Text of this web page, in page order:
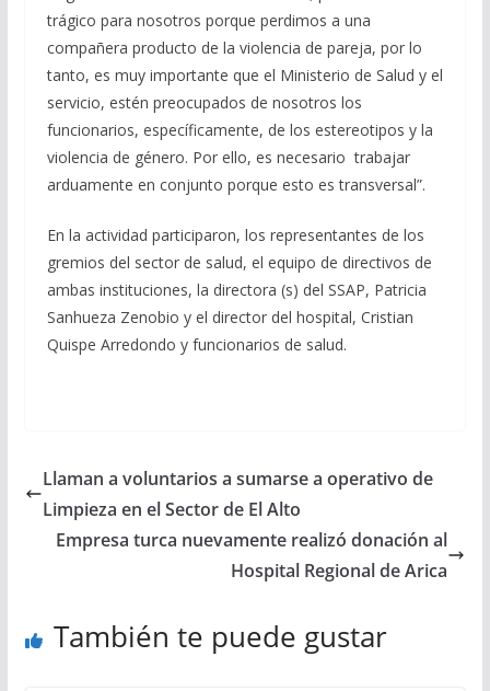
trágico para nosotros porque perdimos a una
compañera producto de la violencia de pareja, por lo
tanto, es muy importante que el Ministerio de Salud y el
servicio, estén preocupados de nosotros los
funcionarios, específicamente, de los estereotipos y la
violencia de género. Por ello, es necesario trabajar
arduamente en conjunto porque esto es transversal”.
En la actividad participaron, los representantes de los
gremios del sector de salud, el equipo de directivos de
ambas instituciones, la directora (s) del SSAP, Patricia
Sanhueza Zenobio y el director del hospital, Cristian
Quispe Arredondo y funcionarios de salud.
Llaman a voluntarios a sumarse a operativo de
Limpieza en el Sector de El Alto
Empresa turca nuevamente realizó donación al
Hospital Regional de Arica
También te puede gustar